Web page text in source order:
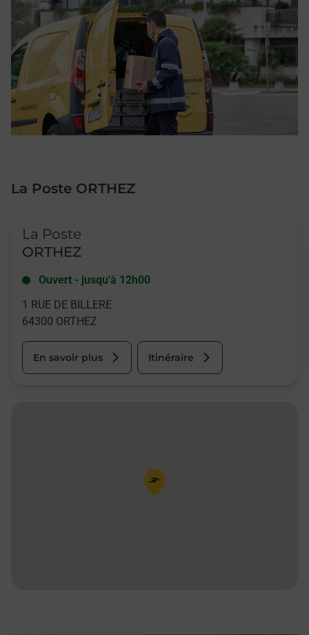
La Poste ORTHEZ
La Poste
ORTHEZ
Ouvert - jusqu'à 12h00
1 RUE DE BILLERE
64300 ORTHEZ
En savoir plus Itinéraire
Pin de la carte